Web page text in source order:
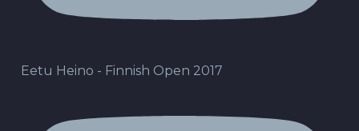
Eetu Heino - Finnish Open 2017